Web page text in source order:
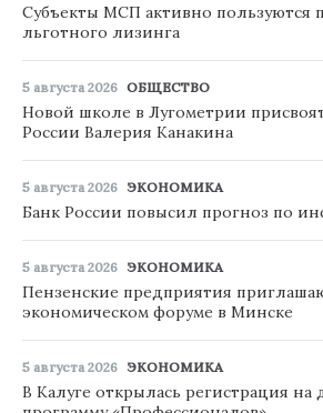
Субъекты МСП активно пользуются
льготного лизинга
5 августа 2026 ОБЩЕСТВО
Новой школе в Лугометрии
России Валерия Канакина
5 августа 2026 ЭКОНОМИКА
Банк России повысил прогноз по
5 августа 2026 ЭКОНОМИКА
Пензенские предприятия
экономическом форуме в Минске
5 августа 2026 ЭКОНОМИКА
В Калуге открылась регистрация на